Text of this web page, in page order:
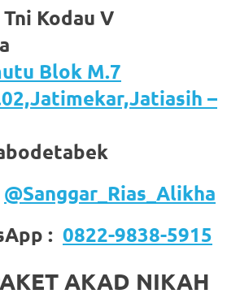
Kodau V
Blok M.7
–
@Sanggar_Rias_Alikha
: 0822-9838-5915
AKAD NIKAH